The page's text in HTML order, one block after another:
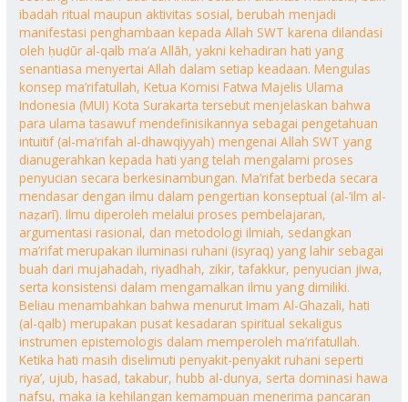
ibadah ritual maupun aktivitas sosial, berubah menjadi
manifestasi penghambaan kepada Allah SWT karena dilandasi
oleh ḥuḍūr al-qalb ma’a Allāh, yakni kehadiran hati yang
senantiasa menyertai Allah dalam setiap keadaan. Mengulas
konsep ma’rifatullah, Ketua Komisi Fatwa Majelis Ulama
Indonesia (MUI) Kota Surakarta tersebut menjelaskan bahwa
para ulama tasawuf mendefinisikannya sebagai pengetahuan
intuitif (al-ma’rifah al-dhawqiyyah) mengenai Allah SWT yang
dianugerahkan kepada hati yang telah mengalami proses
penyucian secara berkesinambungan. Ma’rifat berbeda secara
mendasar dengan ilmu dalam pengertian konseptual (al-‘ilm al-
naẓarī). Ilmu diperoleh melalui proses pembelajaran,
argumentasi rasional, dan metodologi ilmiah, sedangkan
ma’rifat merupakan iluminasi ruhani (isyraq) yang lahir sebagai
buah dari mujahadah, riyadhah, zikir, tafakkur, penyucian jiwa,
serta konsistensi dalam mengamalkan ilmu yang dimiliki.
Beliau menambahkan bahwa menurut Imam Al-Ghazali, hati
(al-qalb) merupakan pusat kesadaran spiritual sekaligus
instrumen epistemologis dalam memperoleh ma’rifatullah.
Ketika hati masih diselimuti penyakit-penyakit ruhani seperti
riya’, ujub, hasad, takabur, hubb al-dunya, serta dominasi hawa
nafsu, maka ia kehilangan kemampuan menerima pancaran